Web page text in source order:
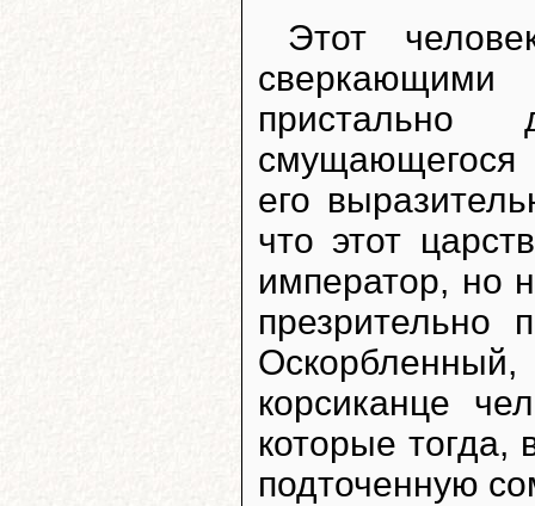
Этот
сверкающими
смущающегося
его
что этот
император, но
презрительно
корсиканце
которые тогда,
подточенную